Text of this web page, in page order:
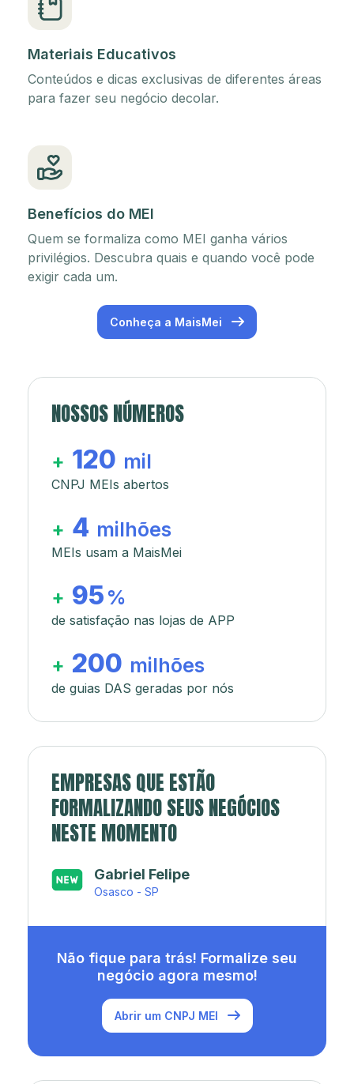
Materiais Educativos
Conteúdos e dicas exclusivas de diferentes áreas
para fazer seu negócio decolar.
Benefícios do MEI
Quem se formaliza como MEI ganha vários
privilégios. Descubra quais e quando você pode
exigir cada um.
Conheça a MaisMei
NOSSOS NÚMEROS
+ 120 mil
CNPJ MEIs abertos
+ 4 milhões
MEIs usam a MaisMei
+ 95 %
de satisfação nas lojas de APP
+ 200 milhões
de guias DAS geradas por nós
EMPRESAS QUE ESTÃO
FORMALIZANDO SEUS NEGÓCIOS
NESTE MOMENTO
Japa’s açaí e sorveteria
Rio de Janeiro - RJ
Não fique para trás! Formalize seu
negócio agora mesmo!
Abrir um CNPJ MEI